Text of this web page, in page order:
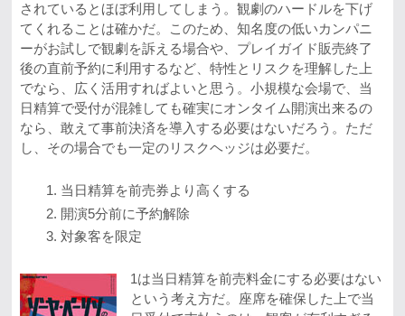
されているとほぼ利用してしまう。観劇のハードルを下げ
てくれることは確かだ。このため、知名度の低いカンパニ
ーがお試しで観劇を訴える場合や、プレイガイド販売終了
後の直前予約に利用するなど、特性とリスクを理解した上
でなら、広く活用すればよいと思う。小規模な会場で、当
日精算で受付が混雑しても確実にオンタイム開演出来るの
なら、敢えて事前決済を導入する必要はないだろう。ただ
し、その場合でも一定のリスクヘッジは必要だ。
当日精算を前売券より高くする
開演5分前に予約解除
対象客を限定
1は当日精算を前売料金にする必要はない
という考え方だ。座席を確保した上で当